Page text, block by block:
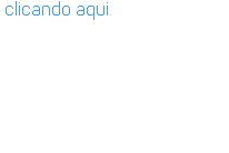
clicando aqui.